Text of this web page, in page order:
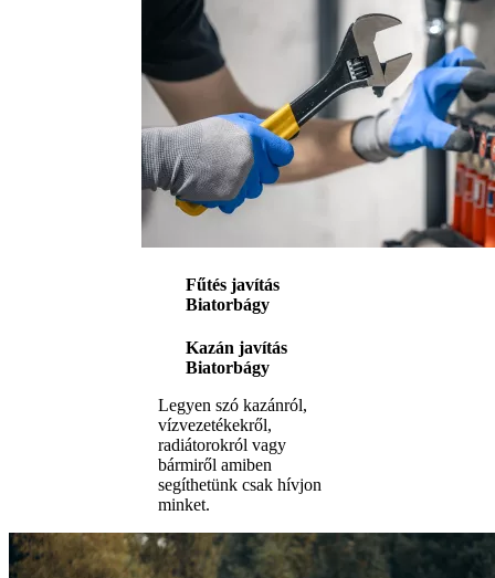
Fűtés javítás
Biatorbágy
Kazán javítás
Biatorbágy
Legyen szó kazánról,
vízvezetékekről,
radiátorokról vagy
bármiről amiben
segíthetünk csak hívjon
minket.